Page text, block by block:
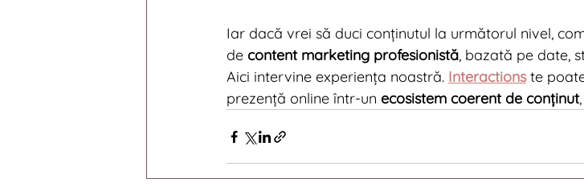
Iar dacă vrei să duci conținutul la următorul nivel,
de content marketing profesionistă, bazată pe date,
Aici intervine experiența noastră. Interactions te
prezență online într-un ecosistem coerent de conținut